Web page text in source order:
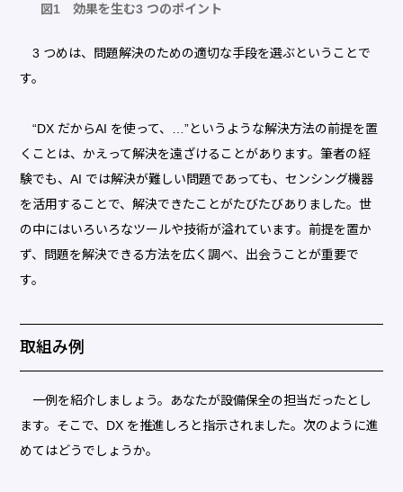
図1 効果を生む3 つのポイント
3 つめは、問題解決のための適切な手段を選ぶということで
す。
“DX だからAI を使って、…”というような解決方法の前提を置
くことは、かえって解決を遠ざけることがあります。筆者の経
験でも、AI では解決が難しい問題であっても、センシング機器
を活用することで、解決できたことがたびたびありました。世
の中にはいろいろなツールや技術が溢れています。前提を置か
ず、問題を解決できる方法を広く調べ、出会うことが重要で
す。
取組み例
一例を紹介しましょう。あなたが設備保全の担当だったとし
ます。そこで、DX を推進しろと指示されました。次のように進
めてはどうでしょうか。